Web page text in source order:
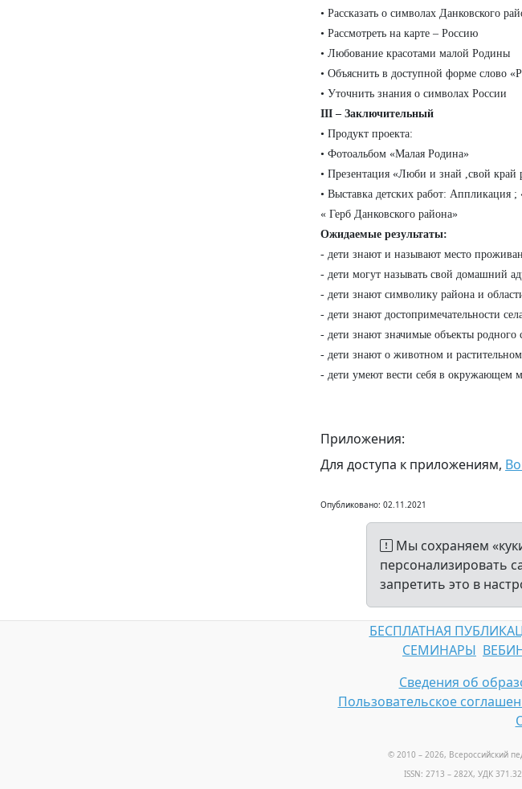
• Рассказать о символах Данковского
• Рассмотреть на карте – Россию
• Любование красотами малой Родины
• Объяснить в доступной форме слово
• Уточнить знания о символах России
III – Заключительный
• Продукт проекта:
• Фотоальбом «Малая Родина»
• Презентация «Люби и знай ,свой край
• Выставка детских работ: Аппликация
« Герб Данковского района»
Ожидаемые результаты:
- дети знают и называют место
- дети могут называть свой домашний
- дети знают символику района и
- дети знают достопримечательности
- дети знают значимые объекты родного
- дети знают о животном и
- дети умеют вести себя в окружающем
Приложения:
Для доступа к приложениям,
Опубликовано: 02.11.2021
Мы сохраняем
персонализировать
запретить это в
БЕСПЛАТНАЯ
СЕМИНАРЫ
Сведения об
Пользовательское
© 2010 – 2026, Всероссийский
ISSN: 2713 – 282X, УДК